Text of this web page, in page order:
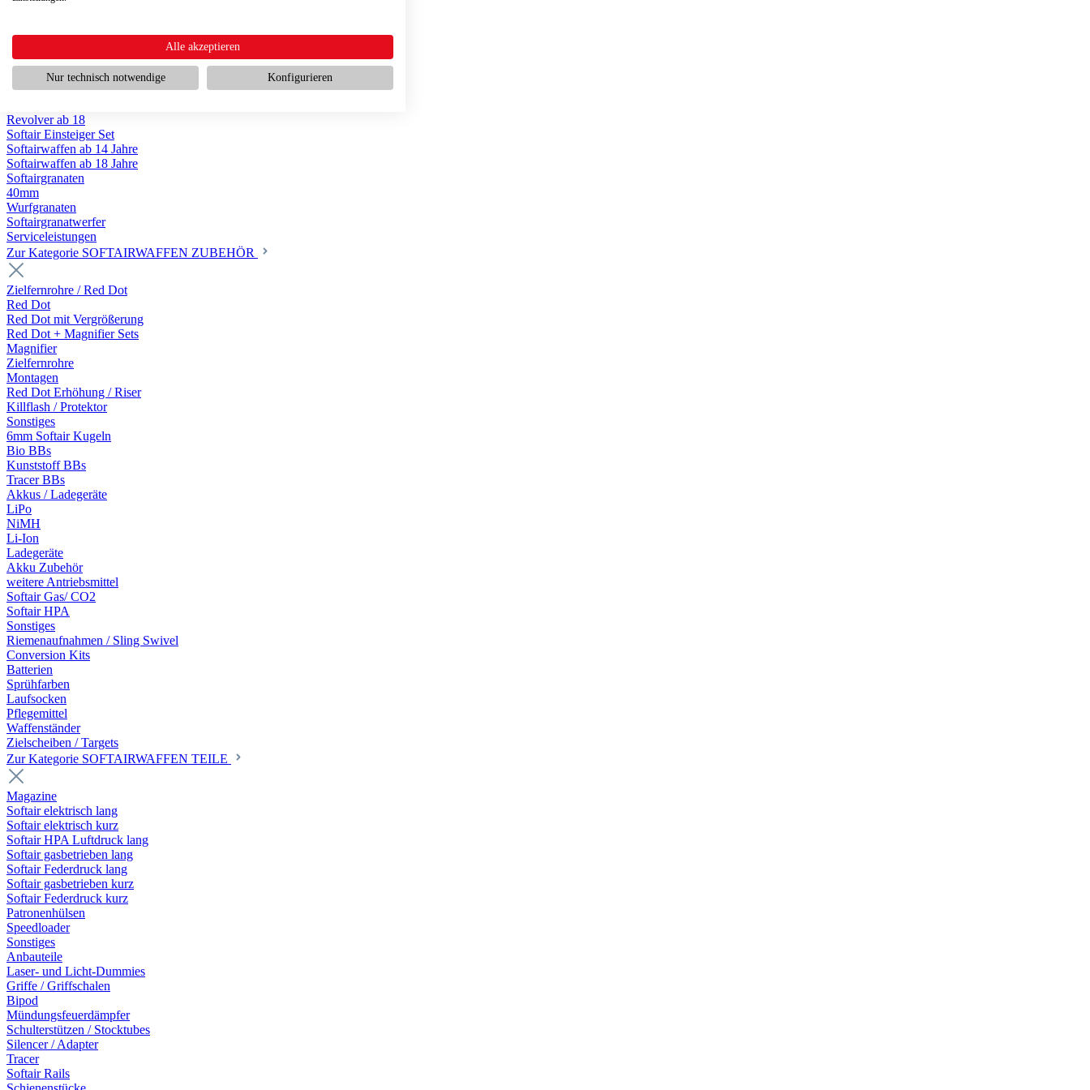
Scharfschützengewehr ab 18
Softair Pistolen
Softair Pistolen elektrisch ab 14
Softair Pistolen Federdruck ab 14
Softair Pistolen HPA Luftdruck ab 18
Revolver ab 18
Softair Einsteiger Set
Softairwaffen ab 14 Jahre
Softairwaffen ab 18 Jahre
Softairgranaten
40mm
Wurfgranaten
Softairgranatwerfer
Serviceleistungen
Zur Kategorie SOFTAIRWAFFEN ZUBEHÖR
Zielfernrohre / Red Dot
Red Dot
Red Dot mit Vergrößerung
Red Dot + Magnifier Sets
Magnifier
Zielfernrohre
Montagen
Red Dot Erhöhung / Riser
Killflash / Protektor
Sonstiges
6mm Softair Kugeln
Bio BBs
Kunststoff BBs
Tracer BBs
Akkus / Ladegeräte
LiPo
NiMH
Li-Ion
Ladegeräte
Akku Zubehör
weitere Antriebsmittel
Softair Gas/ CO2
Softair HPA
Sonstiges
Riemenaufnahmen / Sling Swivel
Conversion Kits
Batterien
Sprühfarben
Laufsocken
Pflegemittel
Waffenständer
Zielscheiben / Targets
Zur Kategorie SOFTAIRWAFFEN TEILE
Magazine
Softair elektrisch lang
Softair elektrisch kurz
Softair HPA Luftdruck lang
Softair gasbetrieben lang
Softair Federdruck lang
Softair gasbetrieben kurz
Softair Federdruck kurz
Patronenhülsen
Speedloader
Sonstiges
Anbauteile
Laser- und Licht-Dummies
Griffe / Griffschalen
Bipod
Mündungsfeuerdämpfer
Schulterstützen / Stocktubes
Silencer / Adapter
Tracer
Softair Rails
Alle akzeptieren
Nur technisch notwendige Konfigurieren